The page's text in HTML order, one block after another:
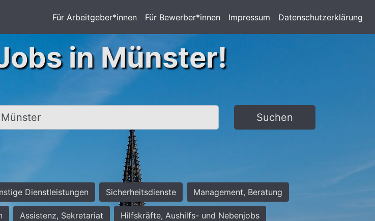
Für Arbeitgeber*innen Für Bewerber*innen Impressum Datenschutzerklärung
in Münster!
Stadt Suchen
Dienstleistungen Sicherheitsdienste Management, Beratung
Assistenz, Sekretariat Hilfskräfte, Aushilfs- und Nebenjobs